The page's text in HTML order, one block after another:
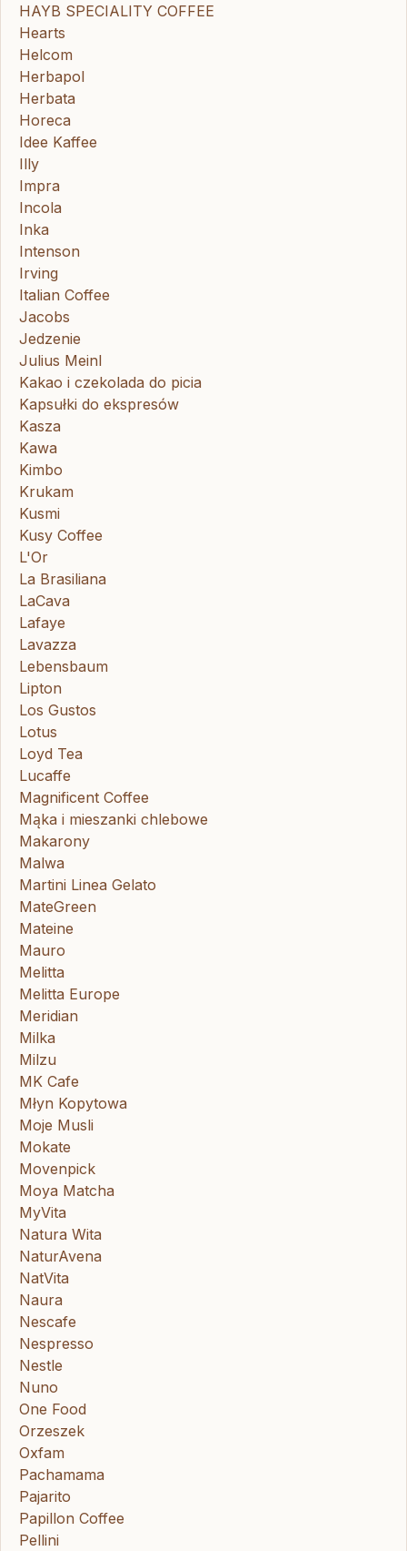
HAYB SPECIALITY COFFEE
Hearts
Helcom
Herbapol
Herbata
Horeca
Idee Kaffee
Illy
Impra
Incola
Inka
Intenson
Irving
Italian Coffee
Jacobs
Jedzenie
Julius Meinl
Kakao i czekolada do picia
Kapsułki do ekspresów
Kasza
Kawa
Kimbo
Krukam
Kusmi
Kusy Coffee
L'Or
La Brasiliana
LaCava
Lafaye
Lavazza
Lebensbaum
Lipton
Los Gustos
Lotus
Loyd Tea
Lucaffe
Magnificent Coffee
Mąka i mieszanki chlebowe
Makarony
Malwa
Martini Linea Gelato
MateGreen
Mateine
Mauro
Melitta
Melitta Europe
Meridian
Milka
Milzu
MK Cafe
Młyn Kopytowa
Moje Musli
Mokate
Movenpick
Moya Matcha
MyVita
Natura Wita
NaturAvena
NatVita
Naura
Nescafe
Nespresso
Nestle
Nuno
One Food
Orzeszek
Oxfam
Pachamama
Pajarito
Papillon Coffee
Pellini